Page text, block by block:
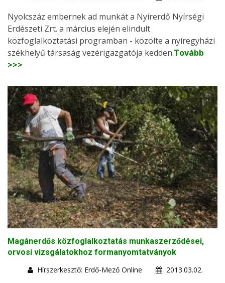
Nyolcszáz embernek ad munkát a Nyírerdő Nyírségi
Erdészeti Zrt. a március elején elindult
közfoglalkoztatási programban - közölte a nyíregyházi
székhelyű társaság vezérigazgatója kedden.Tovább
>>>
Magánerdős közfoglalkoztatás munkaszerződései,
orvosi vizsgálatokhoz formanyomtatványok
Hírszerkesztő: Erdő-Mező Online
2013.03.02.